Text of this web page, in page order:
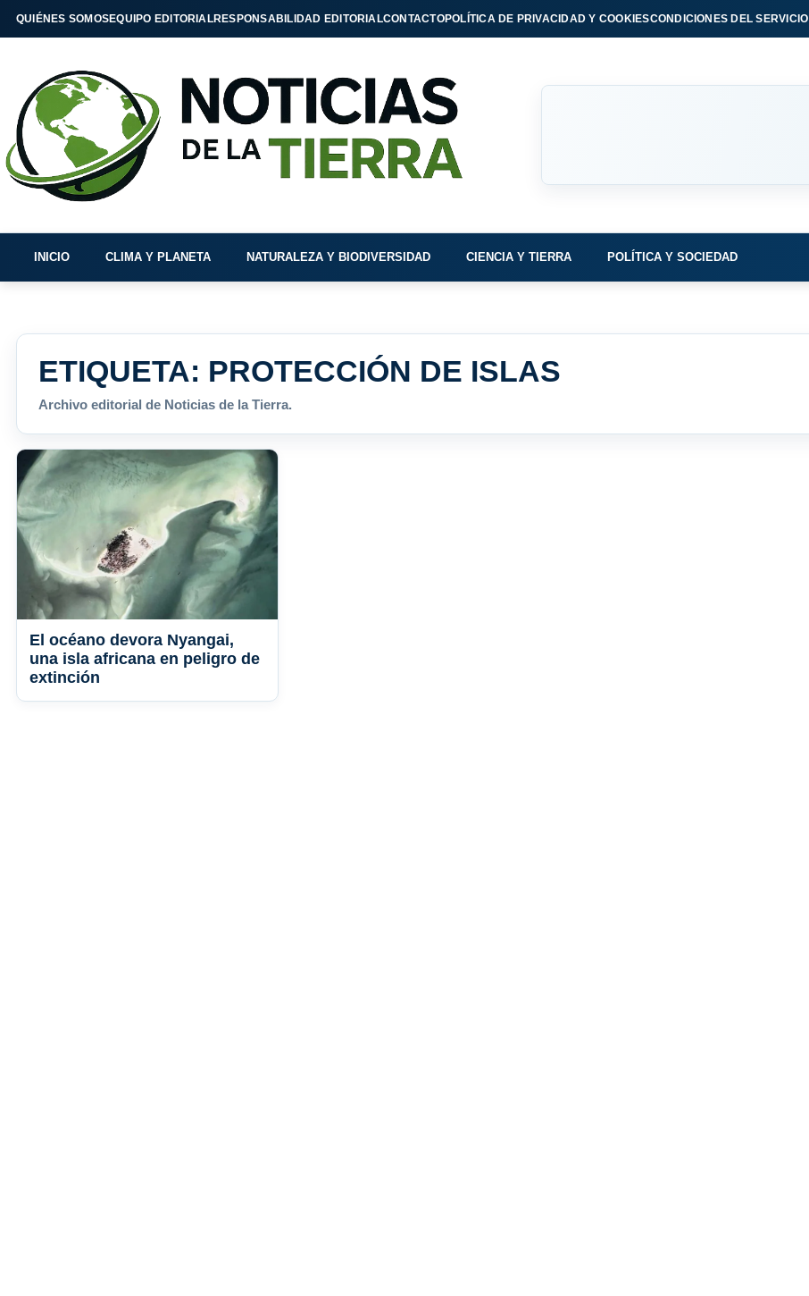
QUIÉNES SOMOSEQUIPO EDITORIALRESPONSABILIDAD EDITORIALCONTACTOPOLÍTICA DE PRIVACIDAD Y COOKIESCONDICIONES DEL SERVICIO
INICIO CLIMA Y PLANETA NATURALEZA Y BIODIVERSIDAD CIENCIA Y TIERRA POLÍTICA Y SOCIEDAD
ETIQUETA: PROTECCIÓN DE ISLAS
Archivo editorial de Noticias de la Tierra.
El océano devora Nyangai,
una isla africana en peligro de
extinción